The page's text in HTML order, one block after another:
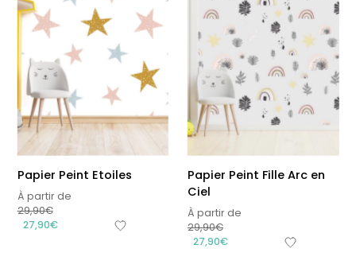
Papier Peint Etoiles
À partir de
29,90€
27,90€
Papier Peint Fille Arc en
Ciel
À partir de
29,90€
27,90€